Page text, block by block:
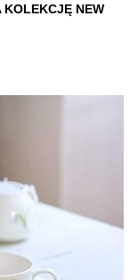
KOLEKCJĘ NEW